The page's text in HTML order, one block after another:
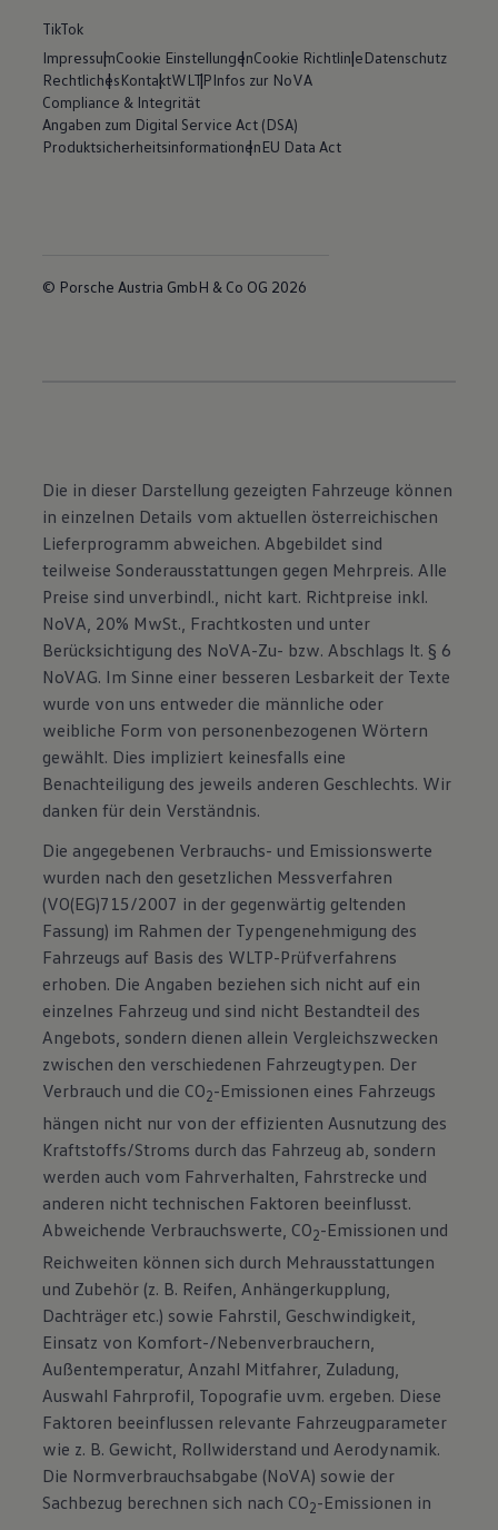
TikTok
ImpressumCookie EinstellungenCookie RichtlinieDatenschutz
RechtlichesKontaktWLTPInfos zur NoVA
Compliance & Integrität
Angaben zum Digital Service Act (DSA)
ProduktsicherheitsinformationenEU Data Act
© Porsche Austria GmbH & Co OG 2026
Die in dieser Darstellung gezeigten Fahrzeuge können
in einzelnen Details vom aktuellen österreichischen
Lieferprogramm abweichen. Abgebildet sind
teilweise Sonderausstattungen gegen Mehrpreis. Alle
Preise sind unverbindl., nicht kart. Richtpreise inkl.
NoVA, 20% MwSt., Frachtkosten und unter
Berücksichtigung des NoVA-Zu- bzw. Abschlags lt. § 6
NoVAG. Im Sinne einer besseren Lesbarkeit der Texte
wurde von uns entweder die männliche oder
weibliche Form von personenbezogenen Wörtern
gewählt. Dies impliziert keinesfalls eine
Benachteiligung des jeweils anderen Geschlechts. Wir
danken für dein Verständnis.
Die angegebenen Verbrauchs- und Emissionswerte
wurden nach den gesetzlichen Messverfahren
(VO(EG)715/2007 in der gegenwärtig geltenden
Fassung) im Rahmen der Typengenehmigung des
Fahrzeugs auf Basis des WLTP-Prüfverfahrens
erhoben. Die Angaben beziehen sich nicht auf ein
einzelnes Fahrzeug und sind nicht Bestandteil des
Angebots, sondern dienen allein Vergleichszwecken
zwischen den verschiedenen Fahrzeugtypen. Der
Verbrauch und die CO2-Emissionen eines Fahrzeugs
hängen nicht nur von der effizienten Ausnutzung des
Kraftstoffs/Stroms durch das Fahrzeug ab, sondern
werden auch vom Fahrverhalten, Fahrstrecke und
anderen nicht technischen Faktoren beeinflusst.
Abweichende Verbrauchswerte, CO2-Emissionen und
Reichweiten können sich durch Mehrausstattungen
und Zubehör (z. B. Reifen, Anhängerkupplung,
Dachträger etc.) sowie Fahrstil, Geschwindigkeit,
Einsatz von Komfort-/Nebenverbrauchern,
Außentemperatur, Anzahl Mitfahrer, Zuladung,
Auswahl Fahrprofil, Topografie uvm. ergeben. Diese
Faktoren beeinflussen relevante Fahrzeugparameter
wie z. B. Gewicht, Rollwiderstand und Aerodynamik.
Die Normverbrauchsabgabe (NoVA) sowie der
Sachbezug berechnen sich nach CO2-Emissionen in